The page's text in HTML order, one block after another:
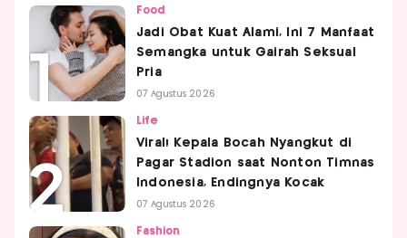
Food
Jadi Obat Kuat Alami, Ini 7 Manfaat
Semangka untuk Gairah Seksual
Pria
07 Agustus 2026
Life
Viral! Kepala Bocah Nyangkut di
Pagar Stadion saat Nonton Timnas
Indonesia, Endingnya Kocak
07 Agustus 2026
Fashion